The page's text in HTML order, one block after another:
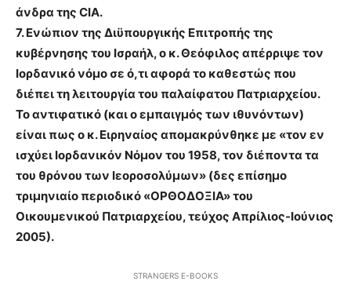
άνδρα της CIA.
7. Ενώπιον της Διϋπουργικής Επιτροπής της
κυβέρνησης του Ισραήλ, ο κ. Θεόφιλος απέρριψε τον
Ιορδανικό νόμο σε ό,τι αφορά το καθεστώς που
διέπει τη λειτουργία του παλαίφατου Πατριαρχείου.
Το αντιφατικό (και ο εμπαιγμός των ιθυνόντων)
είναι πως ο κ. Ειρηναίος απομακρύνθηκε με «τον εν
ισχύει Ιορδανικόν Νόμον του 1958, τον διέποντα τα
του θρόνου των Ιεοροσολύμων» (δες επίσημο
τριμηνιαίο περιοδικό «ΟΡΘΟΔΟΞΙΑ» του
Οικουμενικού Πατριαρχείου, τεύχος Απρίλιος-Ιούνιος
2005).
STRANGERS E-BOOKS